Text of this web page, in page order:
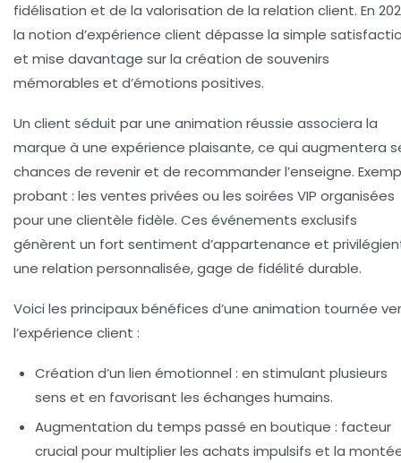
fidélisation et de la valorisation de la relation client. En
la notion d’expérience client dépasse la simple
et mise davantage sur la création de souvenirs
mémorables et d’émotions positives.
Un client séduit par une animation réussie associera la
marque à une expérience plaisante, ce qui augmentera
chances de revenir et de recommander l’enseigne.
probant : les ventes privées ou les soirées VIP organisées
pour une clientèle fidèle. Ces événements exclusifs
génèrent un fort sentiment d’appartenance et
une relation personnalisée, gage de fidélité durable.
Voici les principaux bénéfices d’une animation tournée
l’expérience client :
Création d’un lien émotionnel : en stimulant plusieurs
sens et en favorisant les échanges humains.
Augmentation du temps passé en boutique : facteur
crucial pour multiplier les achats impulsifs et la